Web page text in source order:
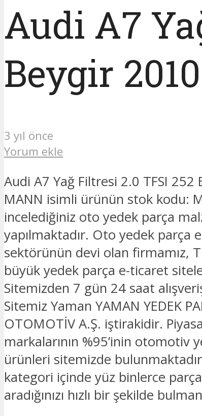
Audi A7
Beygir
3 yıl önce
Yorum ekle
Audi A7 Yağ Filtresi 2.0 TFSI
MANN isimli ürünün stok kodu:
incelediğiniz oto yedek parça
yapılmaktadır. Oto yedek parça
sektörünün devi olan firmamız,
büyük yedek parça e-ticaret
Sitemizden 7 gün 24 saat
Sitemiz Yaman YAMAN YEDEK
OTOMOTİV A.Ş. iştirakidir.
markalarının %95’inin otomotiv
ürünleri sitemizde
kategori içinde yüz binlerce
aradığınızı hızlı bir şekilde